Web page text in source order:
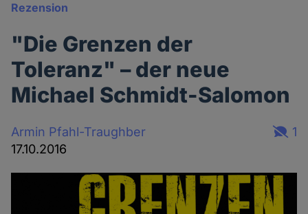
Rezension
"Die Grenzen der
Toleranz" – der neue
Michael Schmidt-Salomon
Armin Pfahl-Traughber
17.10.2016
1